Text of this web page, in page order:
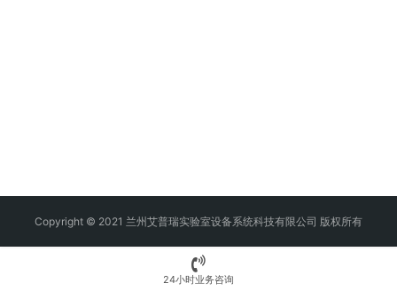
Copyright © 2021 兰州艾普瑞实验室设备系统科技有限公司 版权所有
24小时业务咨询